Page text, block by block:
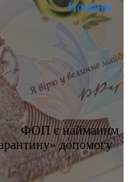
Новини
ФОП є найманим
допомогу